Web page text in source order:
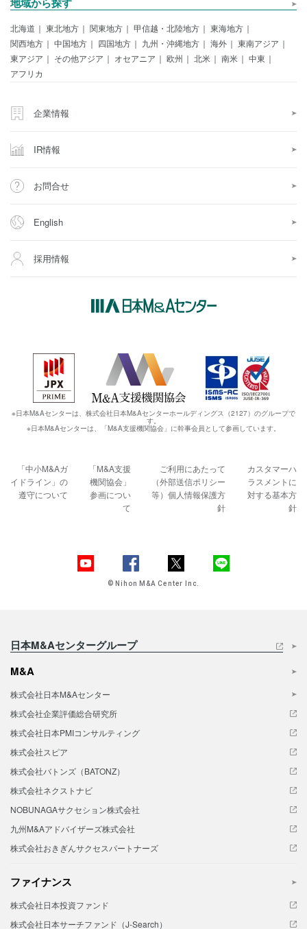
北海道 東北地方 関東地方 甲信越・北陸地方
東海地方
関西地方
中国地方 四国地方 九州・沖縄地方 海外
東南アジア
東アジア
その他アジア オセアニア 欧州 北米 南米
中東
アフリカ
企業情報
IR情報
お問合せ
English
採用情報
※日本M&Aセンターは、株式会社日本M&Aセンターホールディングス（2127）のグループで
す。
※日本M&Aセンターは、「M&A支援機関協会」に幹事会員として参画しています。
「中小M&Aガ
イドライン」の
遵守について
「M&A支援
機関協会」
参画につい
て
ご利用にあたって
（外部送信ポリシー
等）個人情報保護方
針
カスタマーハ
ラスメントに
対する基本方
針
© Nihon M&A Center Inc.
日本M&Aセンターグループ
M&A
株式会社日本M&Aセンター
株式会社企業評価総合研究所
株式会社日本PMIコンサルティング
株式会社スピア
株式会社バトンズ（BATONZ）
株式会社ネクストナビ
NOBUNAGAサクセション株式会社
九州M&Aアドバイザーズ株式会社
株式会社おきぎんサクセスパートナーズ
ファイナンス
株式会社日本投資ファンド
株式会社日本サーチファンド（J-Search）